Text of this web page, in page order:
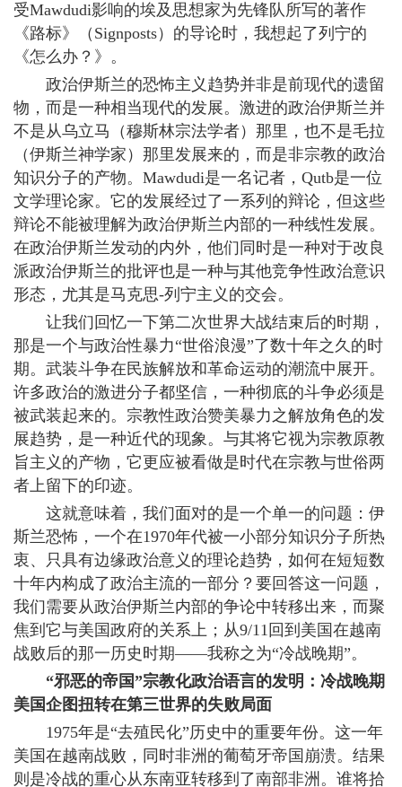
受Mawdudi影响的埃及思想家为先锋队所写的著作
《路标》（Signposts）的导论时，我想起了列宁的
《怎么办？》。
政治伊斯兰的恐怖主义趋势并非是前现代的遗留
物，而是一种相当现代的发展。激进的政治伊斯兰并
不是从乌立马（穆斯林宗法学者）那里，也不是毛拉
（伊斯兰神学家）那里发展来的，而是非宗教的政治
知识分子的产物。Mawdudi是一名记者，Qutb是一位
文学理论家。它的发展经过了一系列的辩论，但这些
辩论不能被理解为政治伊斯兰内部的一种线性发展。
在政治伊斯兰发动的内外，他们同时是一种对于改良
派政治伊斯兰的批评也是一种与其他竞争性政治意识
形态，尤其是马克思-列宁主义的交会。
让我们回忆一下第二次世界大战结束后的时期，
那是一个与政治性暴力“世俗浪漫”了数十年之久的时
期。武装斗争在民族解放和革命运动的潮流中展开。
许多政治的激进分子都坚信，一种彻底的斗争必须是
被武装起来的。宗教性政治赞美暴力之解放角色的发
展趋势，是一种近代的现象。与其将它视为宗教原教
旨主义的产物，它更应被看做是时代在宗教与世俗两
者上留下的印迹。
这就意味着，我们面对的是一个单一的问题：伊
斯兰恐怖，一个在1970年代被一小部分知识分子所热
衷、只具有边缘政治意义的理论趋势，如何在短短数
十年内构成了政治主流的一部分？要回答这一问题，
我们需要从政治伊斯兰内部的争论中转移出来，而聚
焦到它与美国政府的关系上；从9/11回到美国在越南
战败后的那一历史时期——我称之为“冷战晚期”。
“邪恶的帝国”宗教化政治语言的发明：冷战晚期
美国企图扭转在第三世界的失败局面
1975年是“去殖民化”历史中的重要年份。这一年
美国在越南战败，同时非洲的葡萄牙帝国崩溃。结果
则是冷战的重心从东南亚转移到了南部非洲。谁将拾